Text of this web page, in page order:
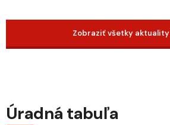
Zobraziť všetky aktuality
Úradná tabuľa